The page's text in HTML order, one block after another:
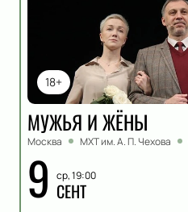
18+
МУЖЬЯ И ЖЁНЫ
Москва МХТ им. А. П. Чехова
9 ср, 19:00
СЕНТ